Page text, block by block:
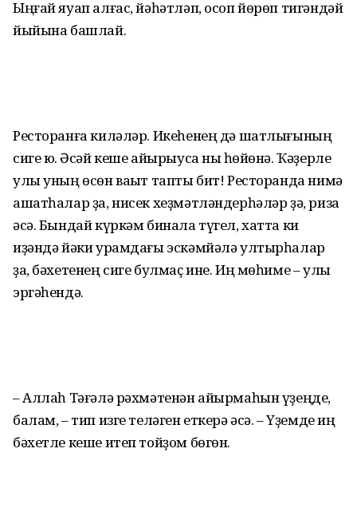
Ыңғай яуап алғас, йәһәтләп, осоп йөрөп тигәндәй
йыйына башлай.
Ресторанға киләләр. Икеһенең дә шатлығының
сиге юҡ. Әсәй кеше айырыуса ныҡ һөйөнә. Ҡәҙерле
улы уның өсөн ваҡыт тапты бит! Ресторанда нимә
ашатһалар ҙа, нисек хеҙмәтләндерһәләр ҙә, риза
әсә. Бындай күркәм бинала түгел, хатта ки
иҙәндә йәки урамдағы эскәмйәлә ултырһалар
ҙа, бәхетенең сиге булмаҫ ине. Иң мөһиме – улы
эргәһендә.
– Аллаһ Тәғәлә рәхмәтенән айырмаһын үҙеңде,
балам, – тип изге теләген еткерә әсә. – Үҙемде иң
бәхетле кеше итеп тойҙом бөгөн.